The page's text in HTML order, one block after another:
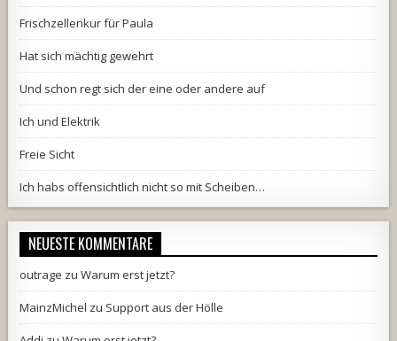
Frischzellenkur für Paula
Hat sich mächtig gewehrt
Und schon regt sich der eine oder andere auf
Ich und Elektrik
Freie Sicht
Ich habs offensichtlich nicht so mit Scheiben…
NEUESTE KOMMENTARE
outrage zuWarum erst jetzt?
MainzMichel zu Support aus der Hölle